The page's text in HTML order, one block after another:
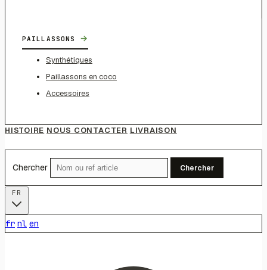
PAILLASSONS →
Synthétiques
Paillassons en coco
Accessoires
HISTOIRE NOUS CONTACTER LIVRAISON
Chercher Chercher
fr nl en